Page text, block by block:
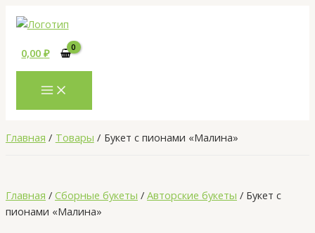
содержимому
0,00₽
Главная Товары Букет с пионами «Малина»
Главная / Сборные букеты / Авторские букеты / Букет с
пионами «Малина»
товара
пионами
«Малина»